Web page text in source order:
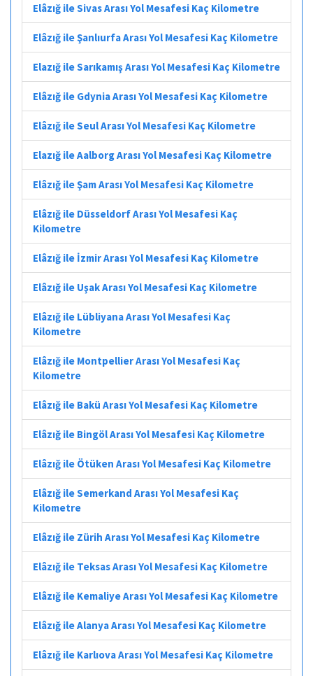
Elâzığ ile Sivas Arası Yol Mesafesi Kaç Kilometre
Elâzığ ile Şanlıurfa Arası Yol Mesafesi Kaç Kilometre
Elazığ ile Sarıkamış Arası Yol Mesafesi Kaç Kilometre
Elâzığ ile Gdynia Arası Yol Mesafesi Kaç Kilometre
Elâzığ ile Seul Arası Yol Mesafesi Kaç Kilometre
Elazığ ile Aalborg Arası Yol Mesafesi Kaç Kilometre
Elâzığ ile Şam Arası Yol Mesafesi Kaç Kilometre
Elâzığ ile Düsseldorf Arası Yol Mesafesi Kaç
Kilometre
Elâzığ ile İzmir Arası Yol Mesafesi Kaç Kilometre
Elâzığ ile Uşak Arası Yol Mesafesi Kaç Kilometre
Elâzığ ile Lübliyana Arası Yol Mesafesi Kaç
Kilometre
Elâzığ ile Montpellier Arası Yol Mesafesi Kaç
Kilometre
Elâzığ ile Bakü Arası Yol Mesafesi Kaç Kilometre
Elâzığ ile Bingöl Arası Yol Mesafesi Kaç Kilometre
Elâzığ ile Ötüken Arası Yol Mesafesi Kaç Kilometre
Elâzığ ile Semerkand Arası Yol Mesafesi Kaç
Kilometre
Elâzığ ile Zürih Arası Yol Mesafesi Kaç Kilometre
Elâzığ ile Teksas Arası Yol Mesafesi Kaç Kilometre
Elâzığ ile Kemaliye Arası Yol Mesafesi Kaç Kilometre
Elâzığ ile Alanya Arası Yol Mesafesi Kaç Kilometre
Elâzığ ile Karlıova Arası Yol Mesafesi Kaç Kilometre